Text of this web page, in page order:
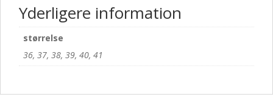
Yderligere information
størrelse
36, 37, 38, 39, 40, 41